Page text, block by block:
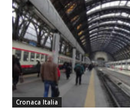
Cronaca Italia